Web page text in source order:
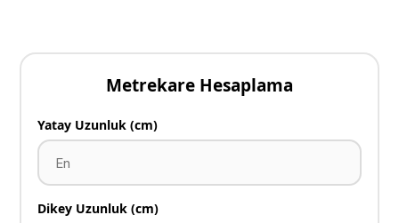
Metrekare Hesaplama
Yatay Uzunluk (cm)
Dikey Uzunluk (cm)